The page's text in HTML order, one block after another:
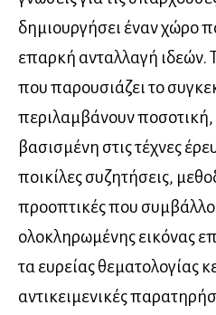
δημιουργήσει έναν χώρο
επαρκή ανταλλαγή ιδεών.
που παρουσιάζει το
περιλαμβάνουν ποσοτική,
βασισμένη στις τέχνες
ποικίλες συζητήσεις,
προοπτικές που
ολοκληρωμένης εικόνας
τα ευρείας θεματολογίας
αντικειμενικές